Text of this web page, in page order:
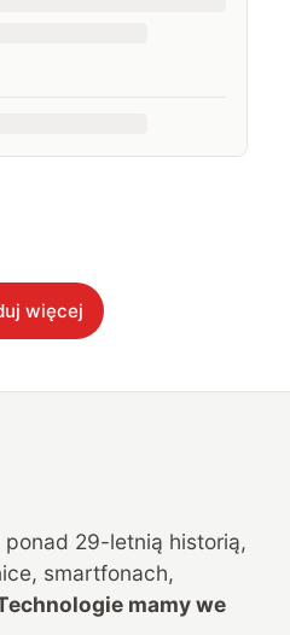
więcej
ponad 29-letnią historią,
smartfonach,
mamy we